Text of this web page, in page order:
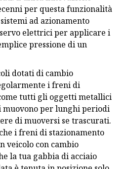
per questa funzionalità
ad azionamento
elettrici per applicare i
pressione di un
dotati di cambio
i freni di
tutti gli oggetti metallici
muovono per lunghi periodi
di muoversi se trascurati.
i freni di stazionamento
veicolo con cambio
la tua gabbia di acciaio